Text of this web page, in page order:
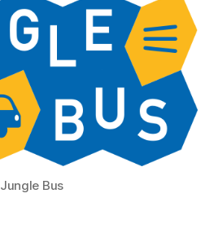
Jungle Bus